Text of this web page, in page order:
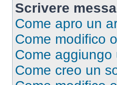
Scrivere
Come apro un
Come modifico
Come aggiungo
Come creo un